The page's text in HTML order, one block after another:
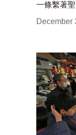
一條繫著
December